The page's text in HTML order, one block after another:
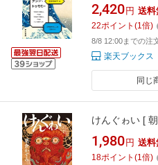
2,420 円 送料
22ポイント (1倍)
8/8 12:00までの注
楽天ブックス
同じ
けんぐゎい [
1,980 円 送料
18ポイント (1倍)